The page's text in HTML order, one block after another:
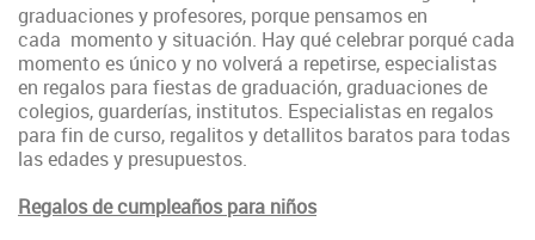
graduaciones y profesores, porque pensamos en
cada momento y situación. Hay qué celebrar porqué cada
momento es único y no volverá a repetirse, especialistas
en regalos para fiestas de graduación, graduaciones de
colegios, guarderías, institutos. Especialistas en regalos
para fin de curso, regalitos y detallitos baratos para todas
las edades y presupuestos.
Regalos de cumpleaños para niños